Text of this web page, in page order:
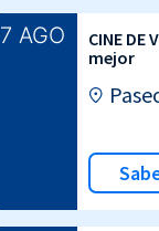
7 AGO
CINE DE
mejor